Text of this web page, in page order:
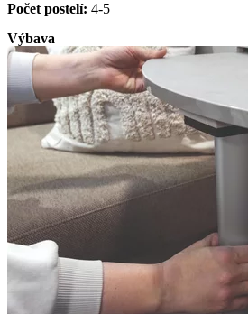
Počet postelí: 4-5
Výbava